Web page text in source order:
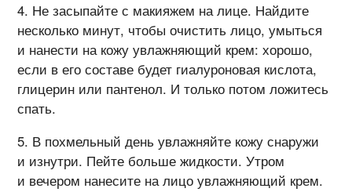
Не засыпайте с макияжем на лице. Найдите
несколько минут, чтобы очистить лицо, умыться
и нанести на кожу увлажняющий крем: хорошо,
если в его составе будет гиалуроновая кислота,
глицерин или пантенол. И только потом ложитесь
спать.
В похмельный день увлажняйте кожу снаружи
и изнутри. Пейте больше жидкости. Утром
и вечером нанесите на лицо увлажняющий крем.